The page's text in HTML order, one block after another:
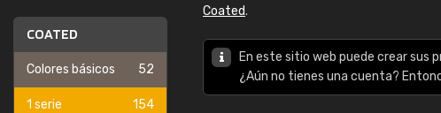
COATED
Colores básicos 52
1 serie 154
Coated.
En este sitio web puede crear sus
¿Aún no tienes una cuenta?